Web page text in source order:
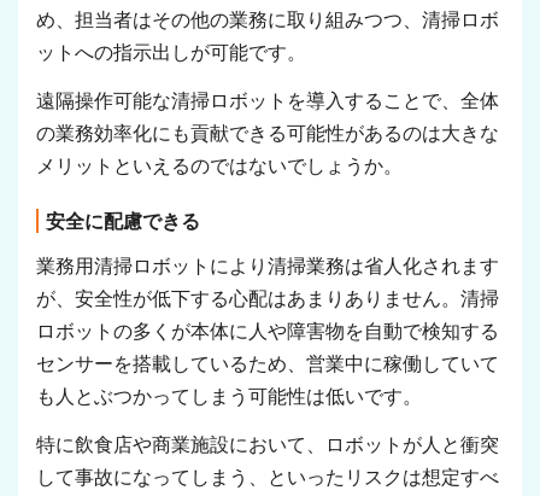
め、担当者はその他の業務に取り組みつつ、清掃ロボ
ットへの指示出しが可能です。
遠隔操作可能な清掃ロボットを導入することで、全体
の業務効率化にも貢献できる可能性があるのは大きな
メリットといえるのではないでしょうか。
安全に配慮できる
業務用清掃ロボットにより清掃業務は省人化されます
が、安全性が低下する心配はあまりありません。清掃
ロボットの多くが本体に人や障害物を自動で検知する
センサーを搭載しているため、営業中に稼働していて
も人とぶつかってしまう可能性は低いです。
特に飲食店や商業施設において、ロボットが人と衝突
して事故になってしまう、といったリスクは想定すべ